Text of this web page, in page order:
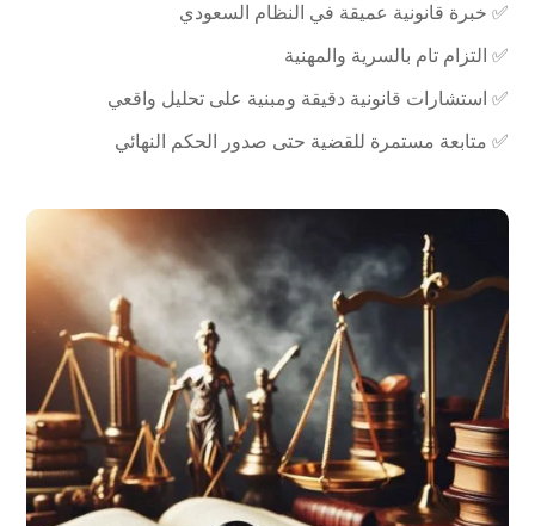
✅ خبرة قانونية عميقة في النظام السعودي
✅ التزام تام بالسرية والمهنية
✅ استشارات قانونية دقيقة ومبنية على تحليل واقعي
✅ متابعة مستمرة للقضية حتى صدور الحكم النهائي